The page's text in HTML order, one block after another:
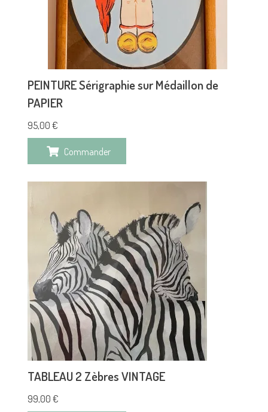
PEINTURE Sérigraphie sur Médaillon de
PAPIER
95,00 €
Commander
TABLEAU 2 Zèbres VINTAGE
99,00 €